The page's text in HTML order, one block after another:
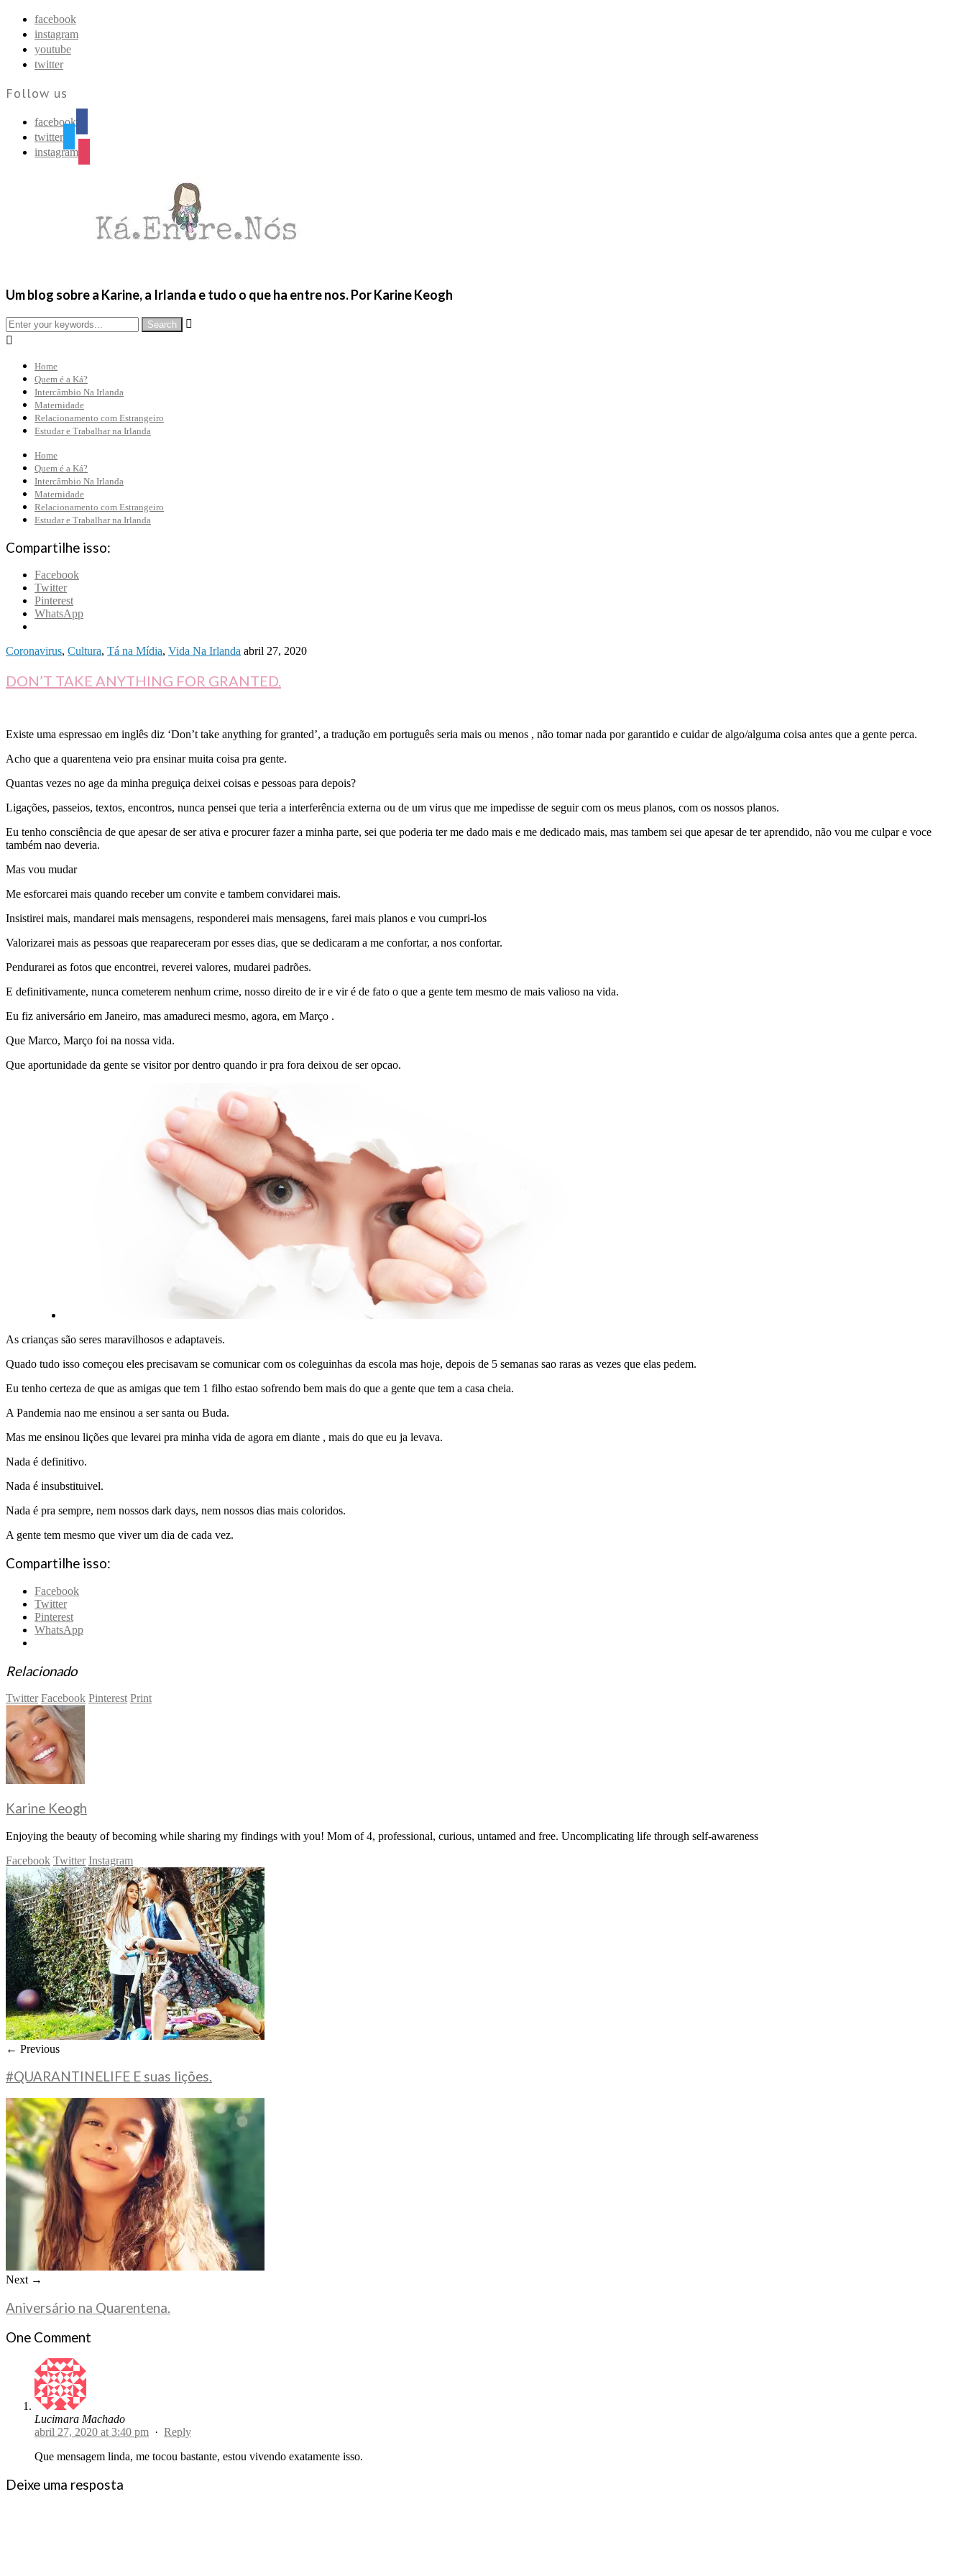
facebook
instagram
youtube
twitter
Follow us
facebook
twitter
instagram
Um blog sobre a Karine, a Irlanda e tudo o que ha entre nos. Por Karine Keogh


Home
Quem é a Ká?
Intercâmbio Na Irlanda
Maternidade
Relacionamento com Estrangeiro
Estudar e Trabalhar na Irlanda
Home
Quem é a Ká?
Intercâmbio Na Irlanda
Maternidade
Relacionamento com Estrangeiro
Estudar e Trabalhar na Irlanda
Compartilhe isso:
Facebook
Twitter
Pinterest
WhatsApp
Coronavirus, Cultura, Tá na Mídia, Vida Na Irlanda abril 27, 2020
DON’T TAKE ANYTHING FOR GRANTED.
Existe uma espressao em inglês diz ‘Don’t take anything for granted’, a tradução em português seria mais ou menos , não tomar nada por garantido e cuidar de algo/alguma coisa antes que a gente perca.
Acho que a quarentena veio pra ensinar muita coisa pra gente.
Quantas vezes no age da minha preguiça deixei coisas e pessoas para depois?
Ligações, passeios, textos, encontros, nunca pensei que teria a interferência externa ou de um virus que me impedisse de seguir com os meus planos, com os nossos planos.
Eu tenho consciência de que apesar de ser ativa e procurer fazer a minha parte, sei que poderia ter me dado mais e me dedicado mais, mas tambem sei que apesar de ter aprendido, não vou me culpar e voce
também nao deveria.
Mas vou mudar
Me esforcarei mais quando receber um convite e tambem convidarei mais.
Insistirei mais, mandarei mais mensagens, responderei mais mensagens, farei mais planos e vou cumpri-los
Valorizarei mais as pessoas que reapareceram por esses dias, que se dedicaram a me confortar, a nos confortar.
Pendurarei as fotos que encontrei, reverei valores, mudarei padrões.
E definitivamente, nunca cometerem nenhum crime, nosso direito de ir e vir é de fato o que a gente tem mesmo de mais valioso na vida.
Eu fiz aniversário em Janeiro, mas amadureci mesmo, agora, em Março .
Que Marco, Março foi na nossa vida.
Que aportunidade da gente se visitor por dentro quando ir pra fora deixou de ser opcao.
As crianças são seres maravilhosos e adaptaveis.
Quado tudo isso começou eles precisavam se comunicar com os coleguinhas da escola mas hoje, depois de 5 semanas sao raras as vezes que elas pedem.
Eu tenho certeza de que as amigas que tem 1 filho estao sofrendo bem mais do que a gente que tem a casa cheia.
A Pandemia nao me ensinou a ser santa ou Buda.
Mas me ensinou lições que levarei pra minha vida de agora em diante , mais do que eu ja levava.
Nada é definitivo.
Nada é insubstituivel.
Nada é pra sempre, nem nossos dark days, nem nossos dias mais coloridos.
A gente tem mesmo que viver um dia de cada vez.
Compartilhe isso:
Facebook
Twitter
Pinterest
WhatsApp
Relacionado
Twitter Facebook Pinterest Print
Karine Keogh
Enjoying the beauty of becoming while sharing my findings with you! Mom of 4, professional, curious, untamed and free. Uncomplicating life through self-awareness
Facebook Twitter Instagram
← Previous
#QUARANTINELIFE E suas lições.
Next →
Aniversário na Quarentena.
One Comment
Lucimara Machado
abril 27, 2020 at 3:40 pm · Reply
Que mensagem linda, me tocou bastante, estou vivendo exatamente isso.
Deixe uma resposta